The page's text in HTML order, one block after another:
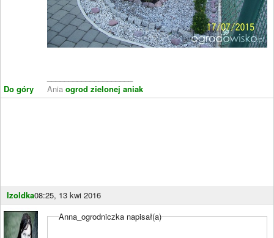
Do góry
Ania ogrod zielonej aniak
Izoldka08:25, 13 kwi 2016
Anna_ogrodniczka napisał(a)